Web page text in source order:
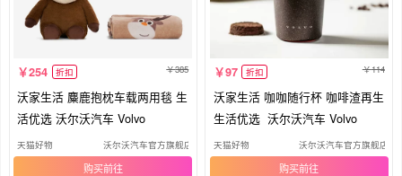
254 折扣 385
沃家生活 麋鹿抱枕车载两用毯 生
活优选 沃尔沃汽车 Volvo
天猫好物 沃尔沃汽车官方旗舰店
购买
97 折扣 114
沃家生活 咖咖随行杯 咖啡渣再生
生活优选 沃尔沃汽车 Volvo
天猫好物 沃尔沃汽车官方旗舰店
购买